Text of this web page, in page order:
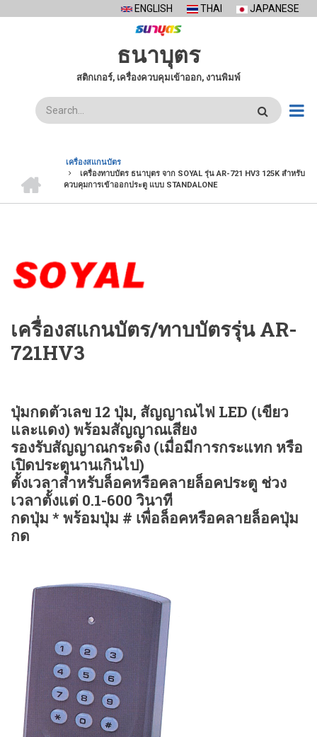
ENGLISH THAI JAPANESE
ธนาบุตร
สติกเกอร์, เครื่องควบคุมเข้าออก, งานพิมพ์
ค้นหา
BREADCRUMB
แรก
เครื่องสแกนบัตร
เครื่องทาบบัตร ธนาบุตร จาก SOYAL รุ่น AR-721 HV3 125K สำหรับ
ควบคุมการเข้าออกประตู แบบ STANDALONE
เครื่องสแกนบัตร/ทาบบัตรรุ่น AR-
721HV3
ปุ่มกดตัวเลข 12 ปุ่ม, สัญญาณไฟ LED (เขียว
และแดง) พร้อมสัญญาณเสียง
รองรับสัญญาณกระดิ่ง (เมื่อมีการกระแทก หรือ
เปิดประตูนานเกินไป)
ตั้งเวลาสำหรับล็อคหรือคลายล็อคประตู ช่วง
เวลาตั้งแต่ 0.1-600 วินาที
กดปุ่ม * พร้อมปุ่ม # เพื่อล็อคหรือคลายล็อคปุ่ม
กด